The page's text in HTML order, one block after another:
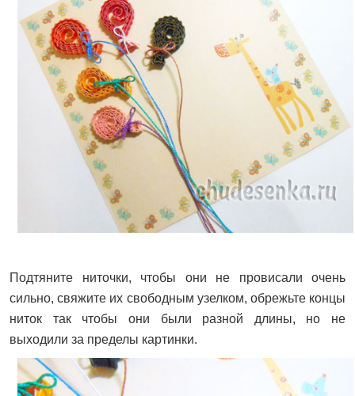
Подтяните ниточки, чтобы они не провисали очень
сильно, свяжите их свободным узелком, обрежьте концы
ниток так чтобы они были разной длины, но не
выходили за пределы картинки.